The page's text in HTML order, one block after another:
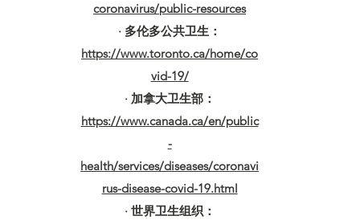
coronavirus/public-resources
· 多伦多公共卫生：
https://www.toronto.ca/home/co
vid-19/
· 加拿大卫生部：
https://www.canada.ca/en/public
-
health/services/diseases/coronavi
rus-disease-covid-19.html
· 世界卫生组织：